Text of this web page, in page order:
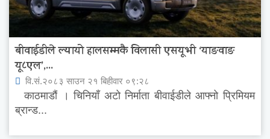
बीवाईडीले ल्यायो हालसम्मकै विलासी एसयूभी ‘याङवाङ
यू८एल’,...
वि.सं.२०८३ साउन २१ बिहीवार ०९:२८
काठमाडौं । चिनियाँ अटो निर्माता बीवाईडीले आफ्नो प्रिमियम
ब्रान्ड...